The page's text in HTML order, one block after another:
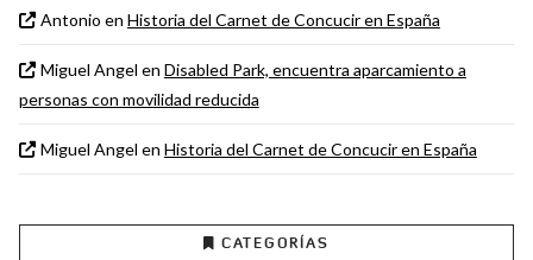
Antonio en Historia del Carnet de Concucir en España
Miguel Angel en Disabled Park, encuentra aparcamiento a
personas con movilidad reducida
Miguel Angel en Historia del Carnet de Concucir en España
CATEGORÍAS